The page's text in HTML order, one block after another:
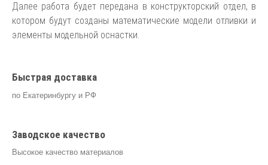
Далее работа будет передана в конструкторский отдел, в
котором будут созданы математические модели отливки и
элементы модельной оснастки.
Быстрая доставка
по Екатеринбургу и РФ
Заводское качество
Высокое качество материалов